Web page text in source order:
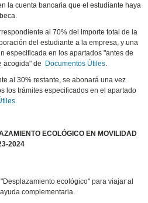
la cuenta bancaria que el estudiante haya
al 70% del importe total de la
del estudiante a la empresa, y una
especificada en los apartados "antes de
acogida" de
Documentos Útiles.
al 30% restante, se abonará una vez
los trámites especificados en el apartado
ECOLÓGICO EN MOVILIDAD
2024
ecológico" para viajar al
complementaria.